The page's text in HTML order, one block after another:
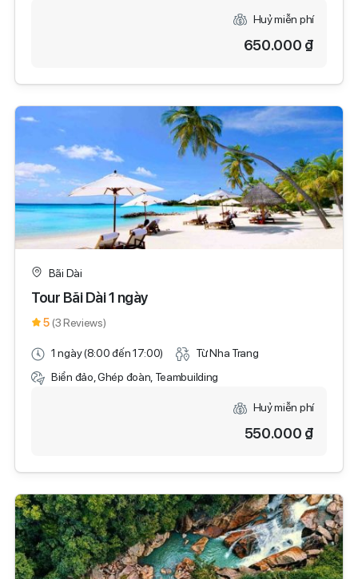
Huỷ miễn phí
650.000 ₫
Bãi Dài
Tour Bãi Dài 1 ngày
5 (3 Reviews)
1 ngày (8:00 đến 17:00)
Từ Nha Trang
Biển đảo, Ghép đoàn, Teambuilding
Huỷ miễn phí
550.000 ₫